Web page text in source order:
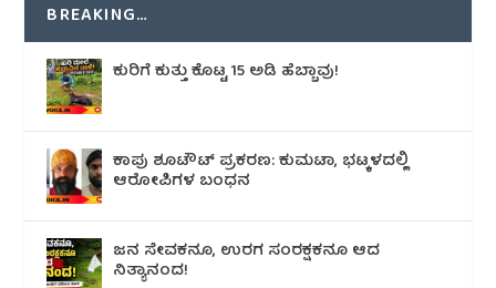
BREAKING…
ಕುರಿಗೆ ಕುತ್ತು ಕೊಟ್ಟ 15 ಅಡಿ ಹೆಬ್ಬಾವು!
ಕಾಪು ಶೂಟೌಟ್‌ ಪ್ರಕರಣ: ಕುಮಟಾ, ಭಟ್ಕಳದಲ್ಲಿ
ಆರೋಪಿಗಳ ಬಂಧನ
ಜನ ಸೇವಕನೂ, ಉರಗ ಸಂರಕ್ಷಕನೂ ಆದ
ನಿತ್ಯಾನಂದ!